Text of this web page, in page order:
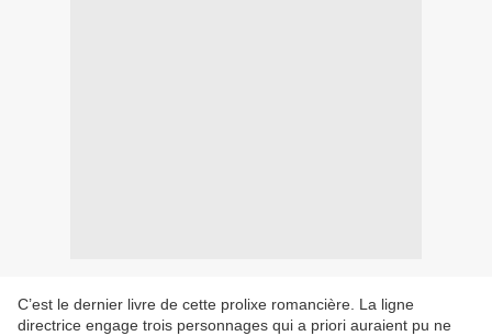
C’est le dernier livre de cette prolixe romancière. La ligne
directrice engage trois personnages qui a priori auraient pu ne